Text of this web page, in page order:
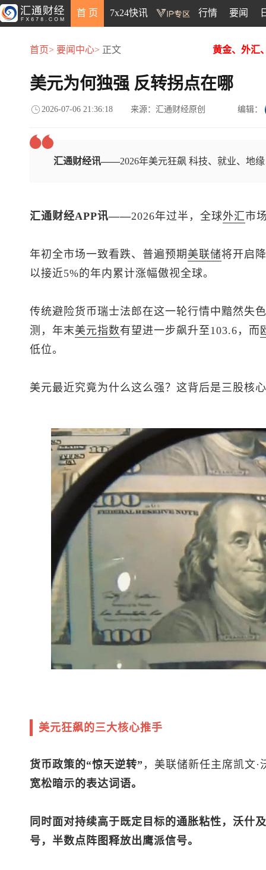
首 页 7x24快讯 行情 要闻
首页> 要闻中心> 正文 黄金、外汇
美元为何独强 反转拐点在哪
2026-07-06 21:36:18 来源：汇通财经原创 编辑：
汇通财经讯——2026年美元狂飙 科技、就业、地
汇通财经APP讯——2026年过半，全球外汇市
年初全市场一致看跌、普遍预期 美联储将开启
以接近5%的年内累计涨幅傲视全球。
传统避险货币瑞士法郎在这一轮行情中黯然失
测，年末美元指数有望进一步飙升至103.6，而
低位。
美元最近究竟为什么这么强？这背后是三股核
美元狂飙的三大核心推手
货币政策的“惊天逆转” ，美联储新任主席凯文
宽松暗示的表达词语。
同时面对持续高于既定目标的通胀粘性，沃什
号，半数点阵图释放出鹰派信号。